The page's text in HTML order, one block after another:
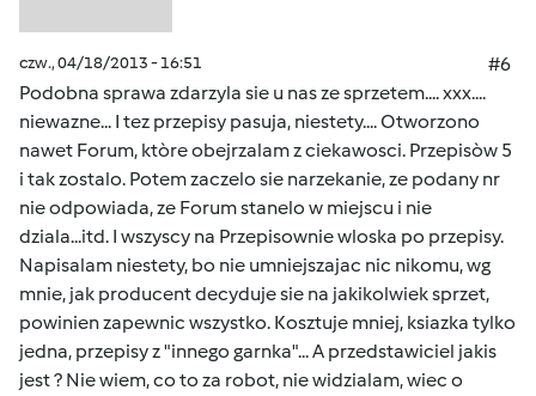
czw., 04/18/2013 - 16:51
#6
Podobna sprawa zdarzyla sie u nas ze sprzetem.... xxx....
niewazne... I tez przepisy pasuja, niestety.... Otworzono
nawet Forum, ktòre obejrzalam z ciekawosci. Przepisòw 5
i tak zostalo. Potem zaczelo sie narzekanie, ze podany nr
nie odpowiada, ze Forum stanelo w miejscu i nie
dziala...itd. I wszyscy na Przepisownie wloska po przepisy.
Napisalam niestety, bo nie umniejszajac nic nikomu, wg
mnie, jak producent decyduje sie na jakikolwiek sprzet,
powinien zapewnic wszystko. Kosztuje mniej, ksiazka tylko
jedna, przepisy z "innego garnka"... A przedstawiciel jakis
jest ? Nie wiem, co to za robot, nie widzialam, wiec o